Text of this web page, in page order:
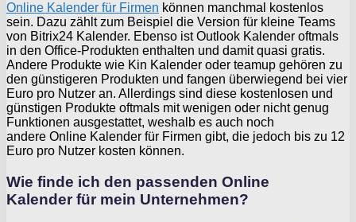
Online Kalender für Firmen können manchmal kostenlos
sein. Dazu zählt zum Beispiel die Version für kleine Teams
von Bitrix24 Kalender. Ebenso ist Outlook Kalender oftmals
in den Office-Produkten enthalten und damit quasi gratis.
Andere Produkte wie Kin Kalender oder teamup gehören zu
den günstigeren Produkten und fangen überwiegend bei vier
Euro pro Nutzer an. Allerdings sind diese kostenlosen und
günstigen Produkte oftmals mit wenigen oder nicht genug
Funktionen ausgestattet, weshalb es auch noch
andere Online Kalender für Firmen gibt, die jedoch bis zu 12
Euro pro Nutzer kosten können.
Wie finde ich den passenden Online
Kalender für mein Unternehmen?